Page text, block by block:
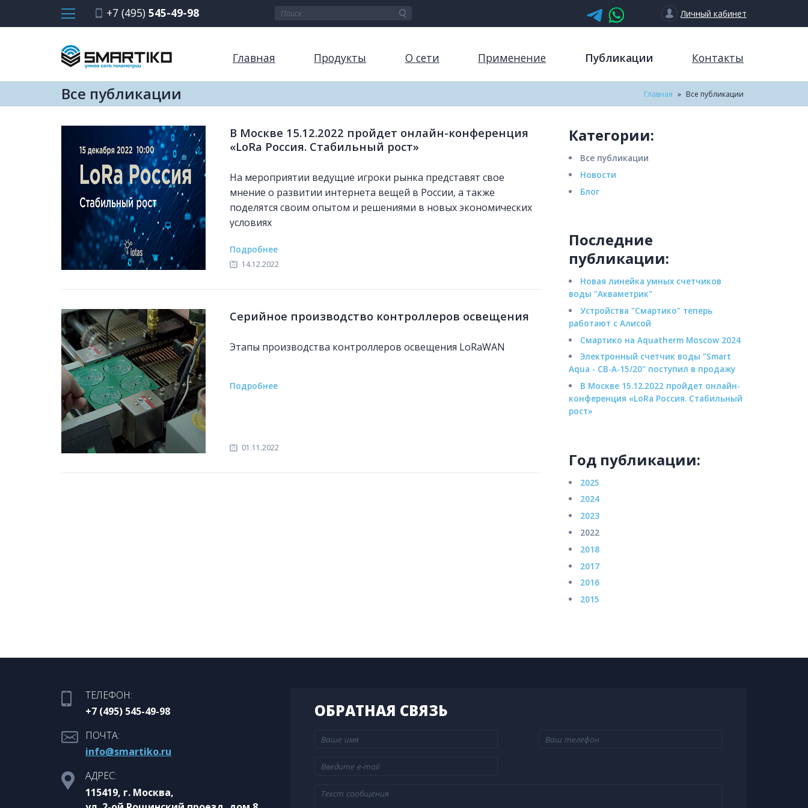
Личный кабинет
+7 (495)545-49-98
Главная Продукты О сети Применение Публикации Контакты
Все публикации Главная » Все публикации
В Москве 15.12.2022 пройдет онлайн-конференция
«LoRa Россия. Стабильный рост»
На мероприятии ведущие игроки рынка представят свое
мнение о развитии интернета вещей в России, а также
поделятся своим опытом и решениями в новых экономических
условиях
Подробнее
14.12.2022
Серийное производство контроллеров освещения
Этапы производства контроллеров освещения LoRaWAN
Подробнее
01.11.2022
Категории:
Все публикации
Новости
Блог
Последние
публикации:
Новая линейка умных счетчиков
воды "Акваметрик"
Устройства "Смартико" теперь
работают с Алисой
Смартико на Aquatherm Moscow 2024
Электронный счетчик воды "Smart
Aqua - СВ-А-15/20" поступил в продажу
В Москве 15.12.2022 пройдет онлайн-
конференция «LoRa Россия. Стабильный
рост»
Год публикации:
2025
2024
2023
2022
2018
2017
2016
2015
ТЕЛЕФОН:
+7 (495) 545-49-98
ПОЧТА:
info@smartiko.ru
АДРЕС:
115419, г. Москва,
ОБРАТНАЯ СВЯЗЬ